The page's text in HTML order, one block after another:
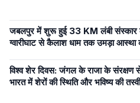
जबलपुर में शुरू हुई 33 KM लंबी संस्कार
ग्वारीघाट से कैलाश धाम तक उमड़ा आस्था
विश्व शेर दिवस: जंगल के राजा के संरक्षण
भारत में शेरों की स्थिति और भविष्य की